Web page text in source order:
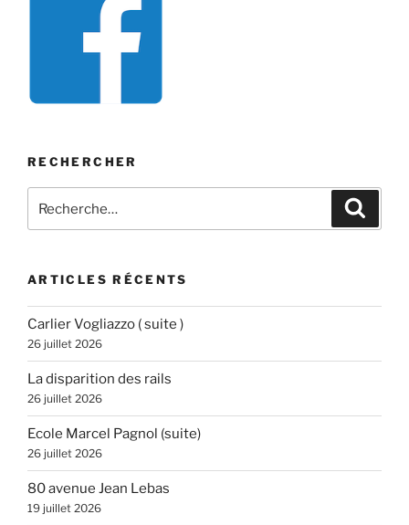
RECHERCHER
pour
ARTICLES RÉCENTS
Carlier Vogliazzo ( suite )
26 juillet 2026
La disparition des rails
26 juillet 2026
Ecole Marcel Pagnol (suite)
26 juillet 2026
80 avenue Jean Lebas
19 juillet 2026